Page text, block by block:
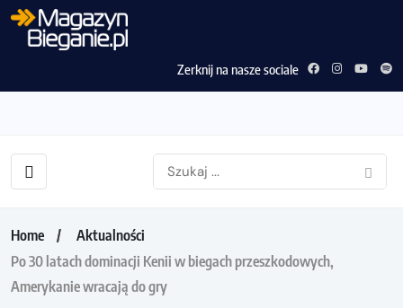
Zerknij na nasze sociale
Home
Aktualności
Po 30 latach dominacji Kenii w biegach przeszkodowych,
Amerykanie wracają do gry